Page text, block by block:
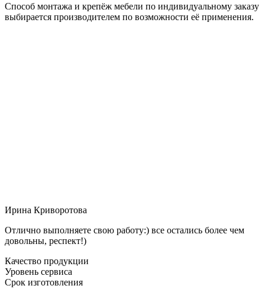
Способ монтажа и крепёж мебели по индивидуальному заказу
выбирается производителем по возможности её применения.
Ирина Криворотова
Отлично выполняете свою работу:) все остались более чем
довольны, респект!)
Качество продукции
Уровень сервиса
Срок изготовления